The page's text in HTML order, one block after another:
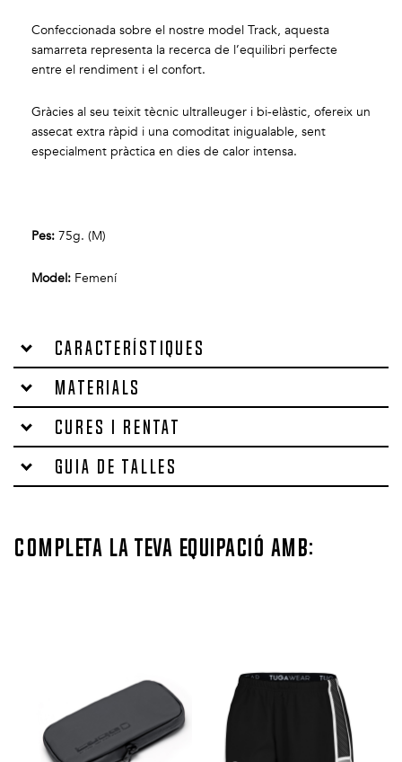
Confeccionada sobre el nostre model Track, aquesta
samarreta representa la recerca de l’equilibri perfecte
entre el rendiment i el confort.
Gràcies al seu teixit tècnic ultralleuger i bi-elàstic, ofereix un
assecat extra ràpid i una comoditat inigualable, sent
especialment pràctica en dies de calor intensa.
Pes: 75g. (M)
Model: Femení
Característiques
Materials
Cures i rentat
Guia de talles
Completa la teva equipació amb: